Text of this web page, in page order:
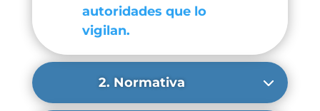
autoridades que lo
vigilan.
2. Normativa